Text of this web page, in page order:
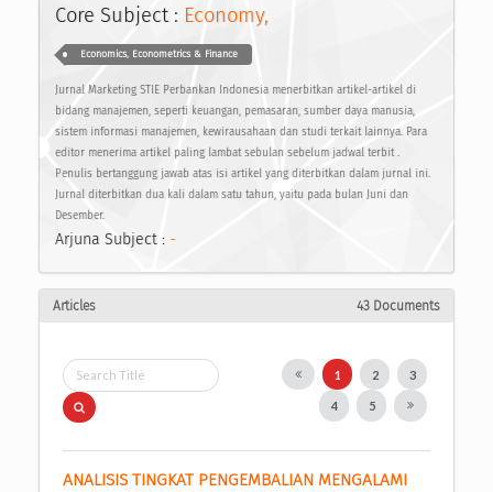
Core Subject : Economy,
Economics, Econometrics & Finance
Jurnal Marketing STIE Perbankan Indonesia menerbitkan artikel-artikel di
bidang manajemen, seperti keuangan, pemasaran, sumber daya manusia,
sistem informasi manajemen, kewirausahaan dan studi terkait lainnya. Para
editor menerima artikel paling lambat sebulan sebelum jadwal terbit .
Penulis bertanggung jawab atas isi artikel yang diterbitkan dalam jurnal ini.
Jurnal diterbitkan dua kali dalam satu tahun, yaitu pada bulan Juni dan
Desember.
Arjuna Subject : -
Articles 43 Documents
1 2 3
4 5
ANALISIS TINGKAT PENGEMBALIAN MENGALAMI